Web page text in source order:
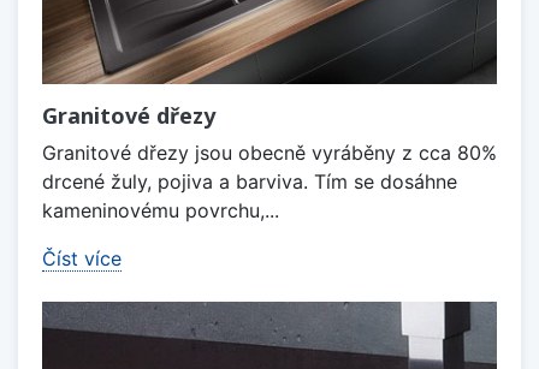
Granitové dřezy
Granitové dřezy jsou obecně vyráběny z cca 80%
drcené žuly, pojiva a barviva. Tím se dosáhne
kameninovému povrchu,...
Číst více